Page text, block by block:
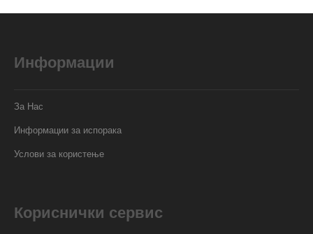
Информации
За Нас
Информации за испорака
Услови за користење
Кориснички сервис